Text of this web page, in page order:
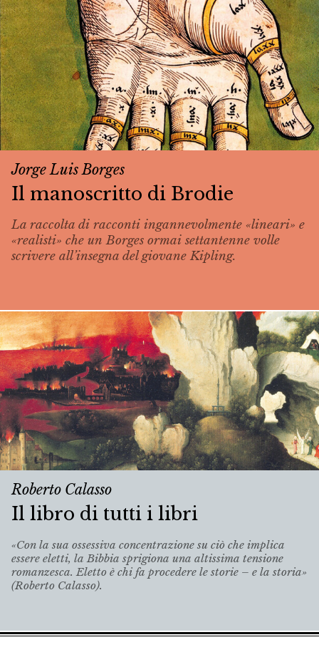
Jorge Luis Borges
Il manoscritto di Brodie
La raccolta di racconti ingannevolmente «lineari» e
«realisti» che un Borges ormai settantenne volle
scrivere all’insegna del giovane Kipling.
Roberto Calasso
Il libro di tutti i libri
«Con la sua ossessiva concentrazione su ciò che implica
essere eletti, la Bibbia sprigiona una altissima tensione
romanzesca. Eletto è chi fa procedere le storie – e la storia»
(Roberto Calasso).